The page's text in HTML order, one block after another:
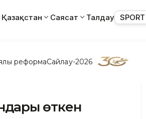
Қазақстан Саясат Талдау SPORT
реформаСайлау-2026
өткен